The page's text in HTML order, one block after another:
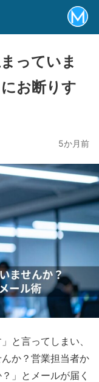
っていま
お断りす
5か月前
と言ってしまい、
か？営業担当者か
」とメールが届く